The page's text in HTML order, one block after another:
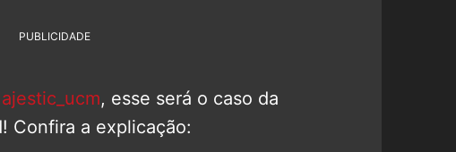
PUBLICIDADE
, esse será o caso da
Confira a explicação: